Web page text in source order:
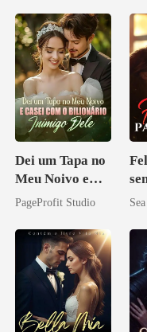
Dei um Tapa no
Meu Noivo e
Casei com o
Inimigo Dele
PageProfit Studio